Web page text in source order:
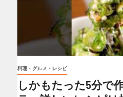
料理・グルメ・レシピ
しかもたった5分で